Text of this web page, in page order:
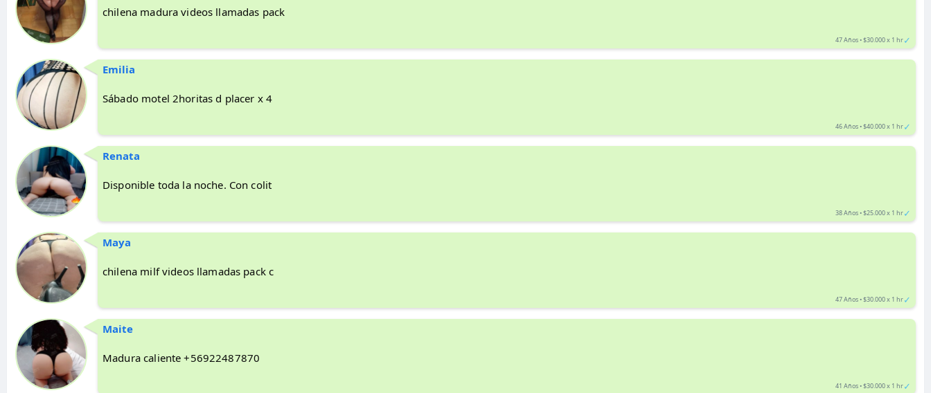
chilena madura videos llamadas pack
47 Años • $30.000 x 1 hr✓
Emilia
Sábado motel 2horitas d placer x 4
46 Años • $40.000 x 1 hr✓
Renata
Disponible toda la noche. Con colit
38 Años • $25.000 x 1 hr✓
Maya
chilena milf videos llamadas pack c
47 Años • $30.000 x 1 hr✓
Maite
Madura caliente +56922487870
41 Años • $30.000 x 1 hr✓